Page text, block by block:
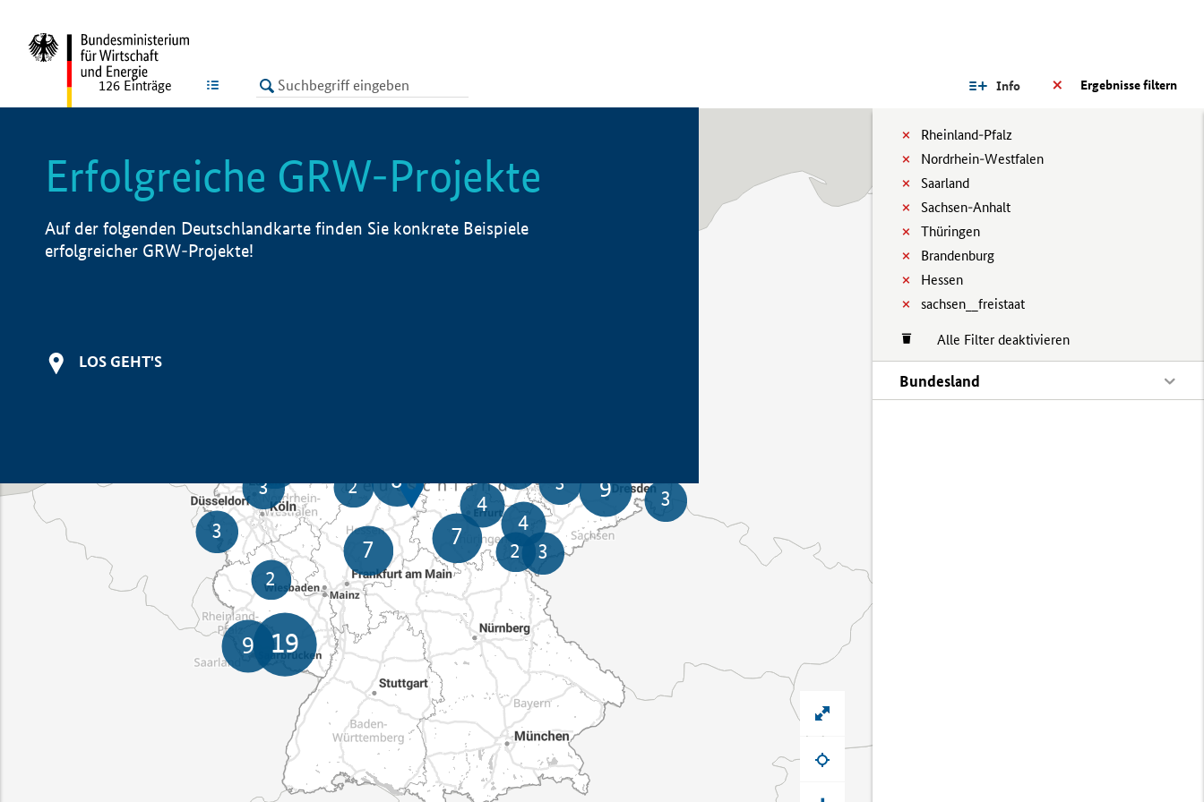
LISTE Ergebnisse filtern
Info
Rheinland-Pfalz
Nordrhein-Westfalen
Saarland
Sachsen-Anhalt
Thüringen
Brandenburg
Hessen
sachsen__freistaat
Alle Filter deaktivieren
Bundesland
126 Einträge
Erfolgreiche GRW-Projekte
Auf der folgenden Deutschlandkarte finden Sie konkrete Beispiele
erfolgreicher GRW-Projekte!
LOS GEHT'S